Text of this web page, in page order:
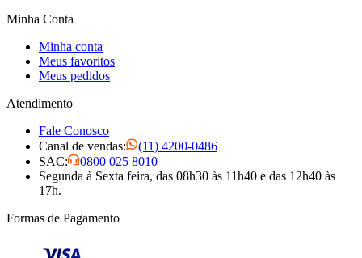
Minha Conta
Minha conta
Meus favoritos
Meus pedidos
Atendimento
Fale Conosco
Canal de vendas:
(11) 4200-0486
SAC:
0800 025 8010
Segunda à Sexta feira, das 08h30 às 11h40 e das 12h40 às
17h.
Formas de Pagamento